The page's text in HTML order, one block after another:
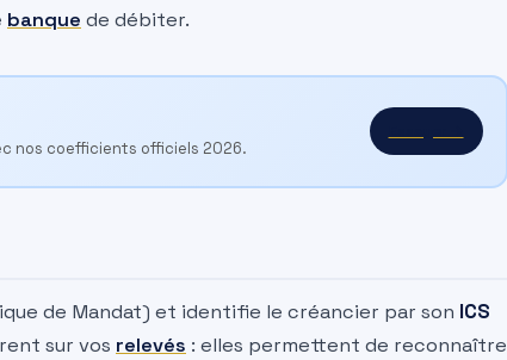
banque de débiter.
nos coefficients officiels 2026.
de Mandat) et identifie le créancier par son ICS
sur vos relevés : elles permettent de reconnaître